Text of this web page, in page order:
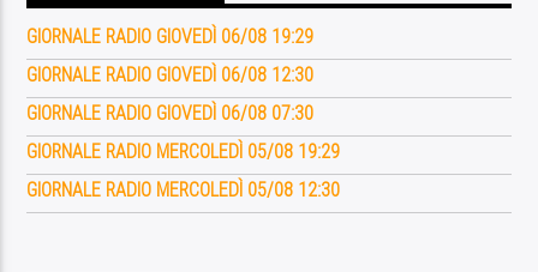
GIORNALE RADIO GIOVEDÌ 06/08 19:29
GIORNALE RADIO GIOVEDÌ 06/08 12:30
GIORNALE RADIO GIOVEDÌ 06/08 07:30
GIORNALE RADIO MERCOLEDÌ 05/08 19:29
GIORNALE RADIO MERCOLEDÌ 05/08 12:30